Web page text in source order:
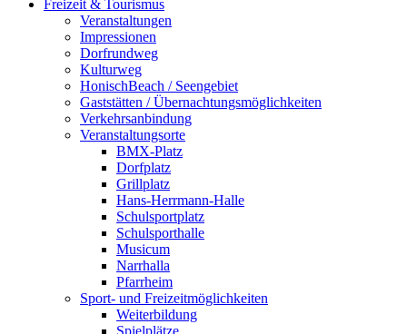
Freizeit & Tourismus
Veranstaltungen
Impressionen
Dorfrundweg
Kulturweg
HonischBeach / Seengebiet
Gaststätten / Übernachtungsmöglichkeiten
Verkehrsanbindung
Veranstaltungsorte
BMX-Platz
Dorfplatz
Grillplatz
Hans-Herrmann-Halle
Schulsportplatz
Schulsporthalle
Musicum
Narrhalla
Pfarrheim
Sport- und Freizeitmöglichkeiten
Weiterbildung
Spielplätze